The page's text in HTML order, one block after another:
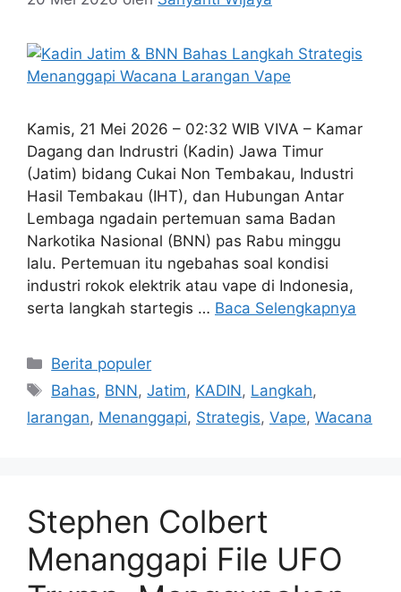
Kamis, 21 Mei 2026 – 02:32 WIB VIVA – Kamar
Dagang dan Indrustri (Kadin) Jawa Timur
(Jatim) bidang Cukai Non Tembakau, Industri
Hasil Tembakau (IHT), dan Hubungan Antar
Lembaga ngadain pertemuan sama Badan
Narkotika Nasional (BNN) pas Rabu minggu
lalu. Pertemuan itu ngebahas soal kondisi
industri rokok elektrik atau vape di Indonesia,
serta langkah startegis … Baca Selengkapnya
Kategori
Berita populer
Tag
Bahas, BNN,Jatim, KADIN, Langkah,
larangan, Menanggapi, Strategis, Vape, Wacana
Stephen Colbert
Menanggapi File UFO